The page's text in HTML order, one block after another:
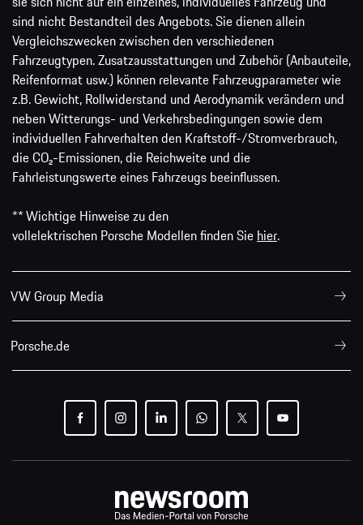
sind nicht Bestandteil des Angebots. Sie dienen allein
Vergleichszwecken zwischen den verschiedenen
Fahrzeugtypen. Zusatzausstattungen und Zubehör (Anbauteile,
Reifenformat usw.) können relevante Fahrzeugparameter wie
z.B. Gewicht, Rollwiderstand und Aerodynamik verändern und
neben Witterungs- und Verkehrsbedingungen sowie dem
individuellen Fahrverhalten den Kraftstoff-/Stromverbrauch,
die CO₂-Emissionen, die Reichweite und die
Fahrleistungswerte eines Fahrzeugs beeinflussen.
** Wichtige Hinweise zu den
vollelektrischen Porsche Modellen finden Sie hier.
VW Group Media
Porsche.de